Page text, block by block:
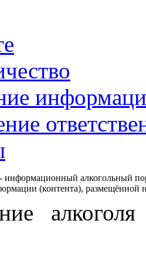
информационный алкогольный
(контента), размещённой